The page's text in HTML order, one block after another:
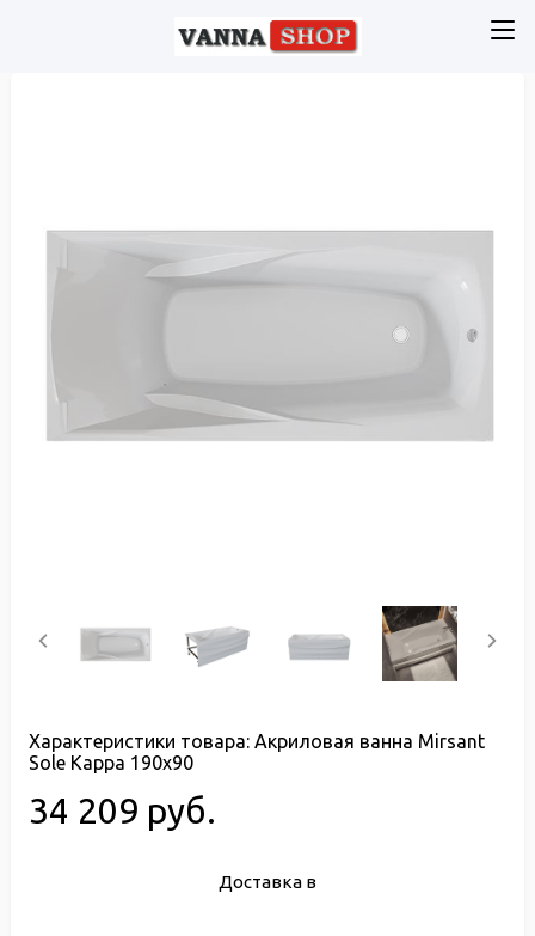
Характеристики товара: Акриловая ванна Mirsant
Sole Kappa 190х90
34 209 руб.
Доставка в